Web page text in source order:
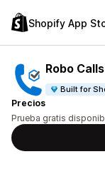
Shopify App
Robo
Built for
Precios
Prueba gratis